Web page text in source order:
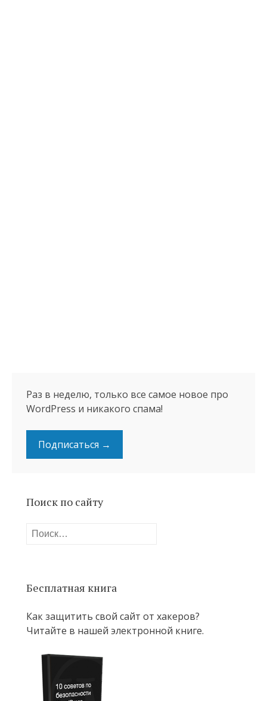
Раз в неделю, только все самое новое про
WordPress и никакого спама!
Подписаться →
Поиск по сайту
Найти:
Бесплатная книга
Как защитить свой сайт от хакеров?
Читайте в нашей электронной книге.